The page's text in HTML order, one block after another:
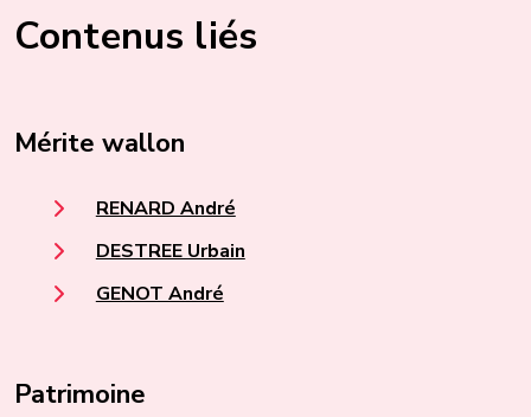
Contenus liés
Mérite wallon
RENARD André
DESTREE Urbain
GENOT André
Patrimoine